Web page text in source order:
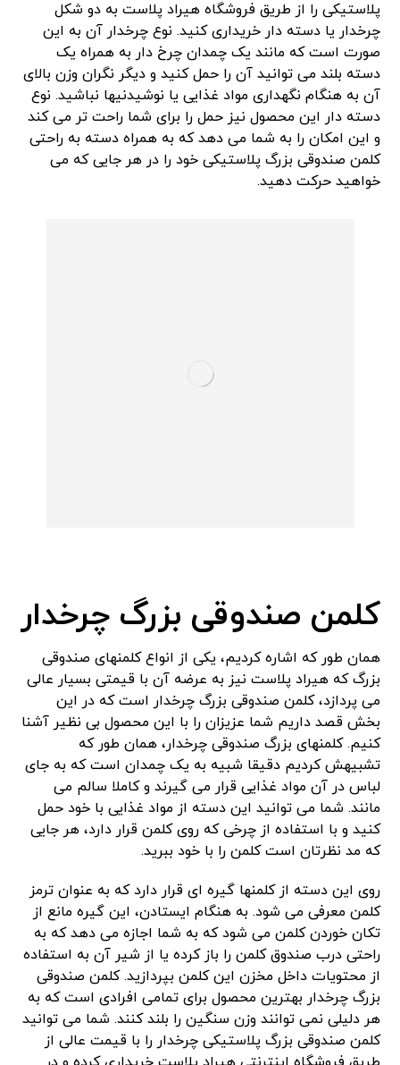
پلاستیکی را از طریق فروشگاه هیراد پلاست به دو شکل
چرخدار یا دسته دار خریداری کنید. نوع چرخدار آن به این
صورت است که مانند یک چمدان چرخ دار به همراه یک
دسته بلند می توانید آن را حمل کنید و دیگر نگران وزن بالای
آن به هنگام نگهداری مواد غذایی یا نوشیدنیها نباشید. نوع
دسته دار این محصول نیز حمل را برای شما راحت تر می کند
و این امکان را به شما می دهد که به همراه دسته به راحتی
کلمن صندوقی بزرگ پلاستیکی خود را در هر جایی که می
خواهید حرکت دهید.
کلمن صندوقی بزرگ چرخدار
همان طور که اشاره کردیم، یکی از انواع کلمنهای صندوقی
بزرگ که هیراد پلاست نیز به عرضه آن با قیمتی بسیار عالی
می پردازد، کلمن صندوقی بزرگ چرخدار است که در این
بخش قصد داریم شما عزیزان را با این محصول بی نظیر آشنا
کنیم. کلمنهای بزرگ صندوقی چرخدار، همان طور که
تشبیهش کردیم دقیقا شبیه به یک چمدان است که به جای
لباس در آن مواد غذایی قرار می گیرند و کاملا سالم می
مانند. شما می توانید این دسته از مواد غذایی با خود حمل
کنید و با استفاده از چرخی که روی کلمن قرار دارد، هر جایی
که مد نظرتان است کلمن را با خود ببرید.
روی این دسته از کلمنها گیره ای قرار دارد که به عنوان ترمز
کلمن معرفی می شود. به هنگام ایستادن، این گیره مانع از
تکان خوردن کلمن می شود که به شما اجازه می دهد که به
راحتی درب صندوق کلمن را باز کرده یا از شیر آن به استفاده
از محتویات داخل مخزن این کلمن بپردازید. کلمن صندوقی
بزرگ چرخدار بهترین محصول برای تمامی افرادی است که به
هر دلیلی نمی توانند وزن سنگین را بلند کنند. شما می توانید
کلمن صندوقی بزرگ پلاستیکی چرخدار را با قیمت عالی از